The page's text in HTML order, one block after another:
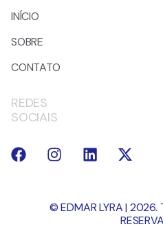
INÍCIO
SOBRE
CONTATO
REDES
SOCIAIS
© EDMAR LYRA | 2026.